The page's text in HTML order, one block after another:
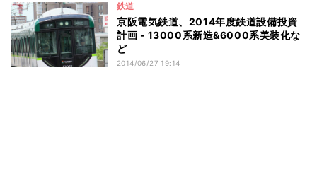
鉄道
京阪電気鉄道、2014年度鉄道設備投資
計画 - 13000系新造&6000系美装化な
ど
2014/06/27 19:14